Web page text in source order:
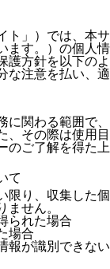
ト」）では、本サ
ます。）の個人情
護方針を以下のよ
な注意を払い、適
関わる範囲で、
、その際は使用目
のご了解を得た上
て
限り、収集した個
ません。
られた場合
場合
報が識別できない